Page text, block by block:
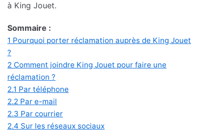
à King Jouet.
Sommaire :
1 Pourquoi porter réclamation auprès de King Jouet
?
2 Comment joindre King Jouet pour faire une
réclamation ?
2.1 Par téléphone
2.2 Par e-mail
2.3 Par courrier
2.4 Sur les réseaux sociaux